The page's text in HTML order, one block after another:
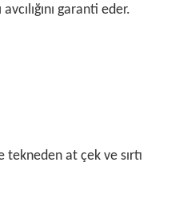
garanti eder.
tekneden at çek ve sırtı